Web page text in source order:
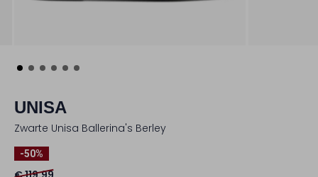
UNISA
Zwarte Unisa Ballerina's Berley
-50%